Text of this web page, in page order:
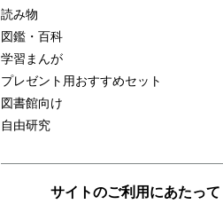
読み物
図鑑・百科
学習まんが
プレゼント用おすすめセット
図書館向け
自由研究
サイトのご利用にあたって